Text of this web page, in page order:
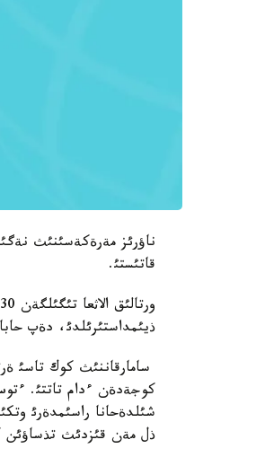
ناؤرئز مةرةكةسئنئث
قاتئستئ.
ذيئمداستئرئلدئ، دةپ
سامارقاننئث كوك تاسئ
كوجةدةن ءدام تاتتئ.
شئلدةحانا راسئمدةرئ
ذل مةن قئزدئث تذساؤئن